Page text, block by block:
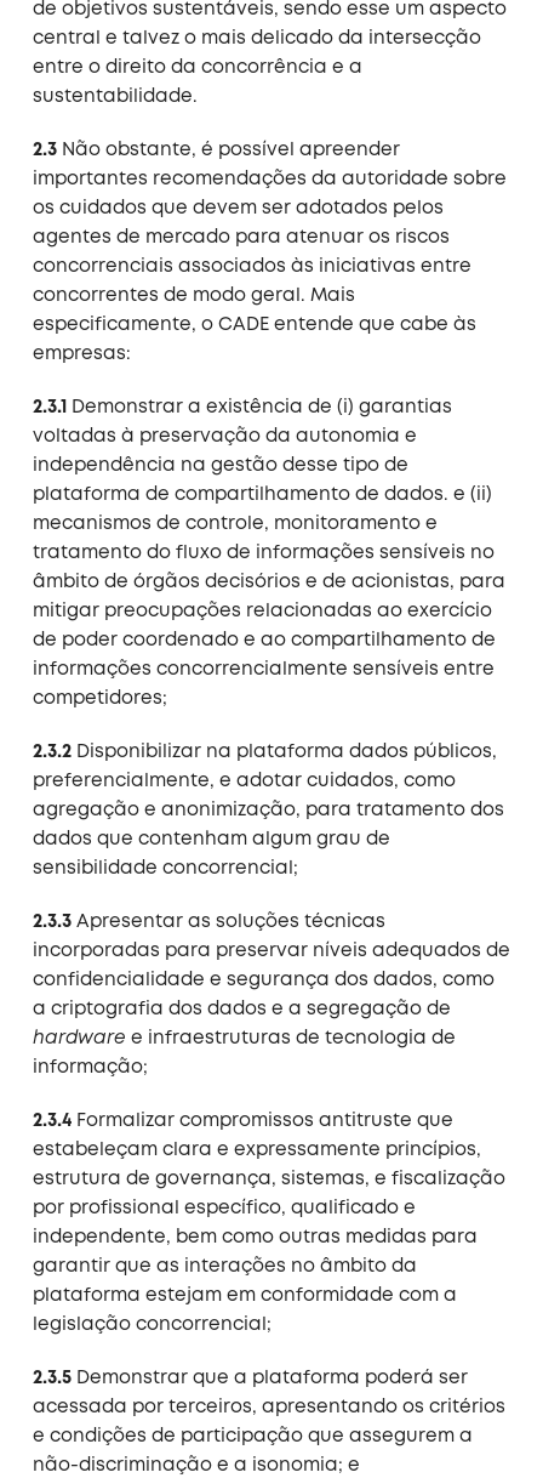
de objetivos sustentáveis, sendo esse um aspecto
central e talvez o mais delicado da intersecção
entre o direito da concorrência e a
sustentabilidade.
2.3 Não obstante, é possível apreender
importantes recomendações da autoridade sobre
os cuidados que devem ser adotados pelos
agentes de mercado para atenuar os riscos
concorrenciais associados às iniciativas entre
concorrentes de modo geral. Mais
especificamente, o CADE entende que cabe às
empresas:
2.3.1
Demonstrar a existência de (i) garantias
voltadas à preservação da autonomia e
independência na gestão desse tipo de
plataforma de compartilhamento de dados. e (ii)
mecanismos de controle, monitoramento e
tratamento do fluxo de informações sensíveis no
âmbito de órgãos decisórios e de acionistas, para
mitigar preocupações relacionadas ao exercício
de poder coordenado e ao compartilhamento de
informações concorrencialmente sensíveis entre
competidores;
2.3.2 Disponibilizar na plataforma dados públicos,
preferencialmente, e adotar cuidados, como
agregação e anonimização, para tratamento dos
dados que contenham algum grau de
sensibilidade concorrencial;
2.3.3Apresentar as soluções técnicas
incorporadas para preservar níveis adequados de
confidencialidade e segurança dos dados, como
a criptografia dos dados e a segregação de
hardware e infraestruturas de tecnologia de
informação;
2.3.4Formalizar compromissos antitruste que
estabeleçam clara e expressamente princípios,
estrutura de governança, sistemas, e fiscalização
por profissional específico, qualificado e
independente, bem como outras medidas para
garantir que as interações no âmbito da
plataforma estejam em conformidade com a
legislação concorrencial;
2.3.5Demonstrar que a plataforma poderá ser
acessada por terceiros, apresentando os critérios
e condições de participação que assegurem a
não-discriminação e a isonomia; e